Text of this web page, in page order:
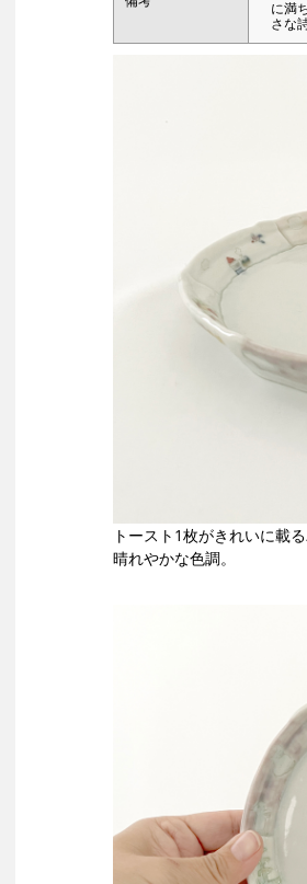
に満
さな
トースト1枚がきれいに載
晴れやかな色調。